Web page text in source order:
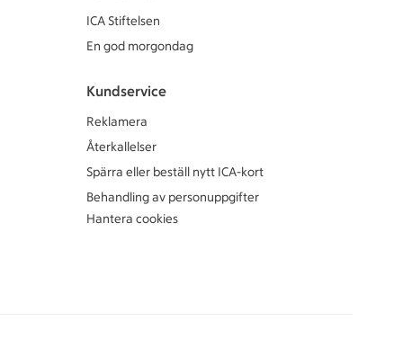
ICA Stiftelsen
En god morgondag
Kundservice
Reklamera
Återkallelser
Spärra eller beställ nytt ICA-kort
Behandling av personuppgifter
Hantera cookies